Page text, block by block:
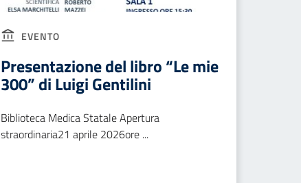
EVENTO
Presentazione del libro “Le mie
300” di Luigi Gentilini
Biblioteca Medica Statale Apertura
straordinaria21 aprile 2026ore ...